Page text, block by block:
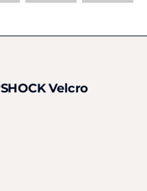
Velcro